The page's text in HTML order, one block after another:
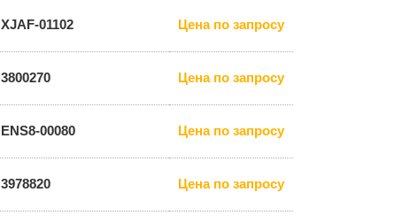
XJAF-01102 Цена по запросу
3800270 Цена по запросу
ENS8-00080 Цена по запросу
3978820 Цена по запросу